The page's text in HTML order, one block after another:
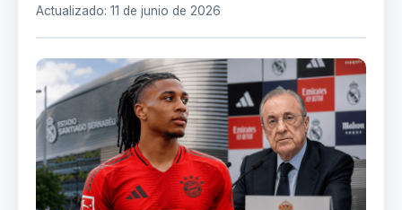
Actualizado: 11 de junio de 2026